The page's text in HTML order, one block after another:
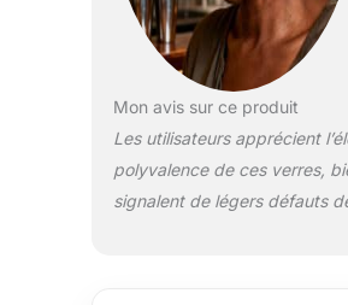
look
;
au
- Ne
Mon avis sur ce produit
Les utilisateurs apprécient
polyvalence de ces verres,
signalent de légers défauts